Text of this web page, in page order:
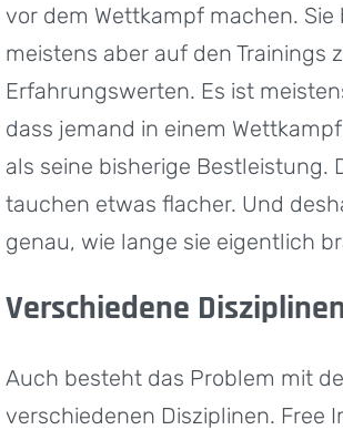
vor dem Wettkampf machen. Sie
meistens aber auf den Trainings
Erfahrungswerten. Es ist
dass jemand in einem
als seine bisherige Bestleistung.
tauchen etwas flacher. Und
genau, wie lange sie eigentlich
Verschiedene
Auch besteht das Problem mit
verschiedenen Disziplinen. Free